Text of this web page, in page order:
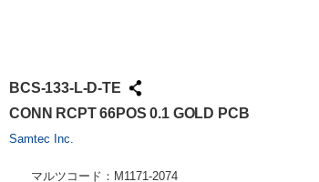
BCS-133-L-D-TE
CONN RCPT 66POS 0.1 GOLD PCB
Samtec Inc.
マルツコード： M1171-2074